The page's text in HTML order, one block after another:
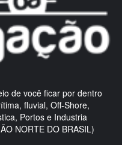
de você ficar por dentro
fluvial, Off-Shore,
Portos e Industria
NORTE DO BRASIL)